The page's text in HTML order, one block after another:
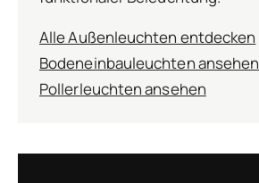
Alle Außenleuchten entdecken
Bodeneinbauleuchten ansehen
Pollerleuchten ansehen